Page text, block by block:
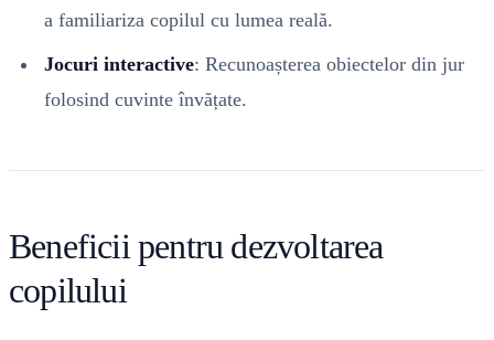
a familiariza copilul cu lumea reală.
Jocuri interactive: Recunoașterea obiectelor din jur
folosind cuvinte învățate.
Beneficii pentru dezvoltarea
copilului